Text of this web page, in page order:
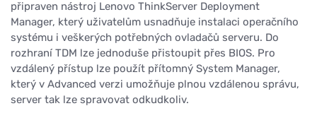
připraven nástroj Lenovo ThinkServer Deployment
Manager, který uživatelům usnadňuje instalaci operačního
systému i veškerých potřebných ovladačů serveru. Do
rozhraní TDM lze jednoduše přistoupit přes BIOS. Pro
vzdálený přístup lze použít přítomný System Manager,
který v Advanced verzi umožňuje plnou vzdálenou správu,
server tak lze spravovat odkudkoliv.